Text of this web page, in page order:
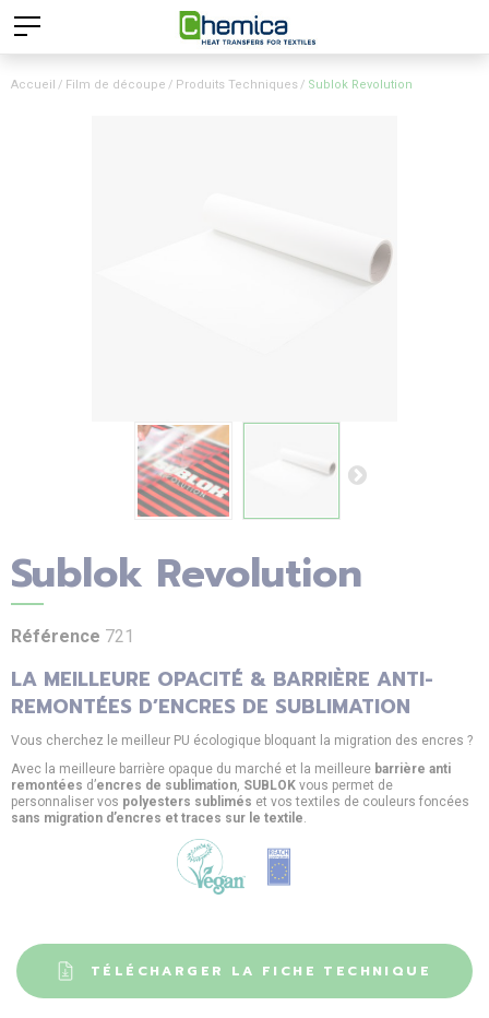
Accueil Film de découpe Produits Techniques Sublok Revolution
Sublok Revolution
Référence 721
LA MEILLEURE OPACITÉ & BARRIÈRE ANTI-
REMONTÉES D’ENCRES DE SUBLIMATION
Vous cherchez le meilleur PU écologique bloquant la migration des encres ?
Avec la meilleure barrière opaque du marché et la meilleure barrière anti
remontées d’encres de sublimation, SUBLOK vous permet de
personnaliser vos polyesters sublimés et vos textiles de couleurs foncées
sans migration d’encres et traces sur le textile.
TÉLÉCHARGER LA FICHE TECHNIQUE